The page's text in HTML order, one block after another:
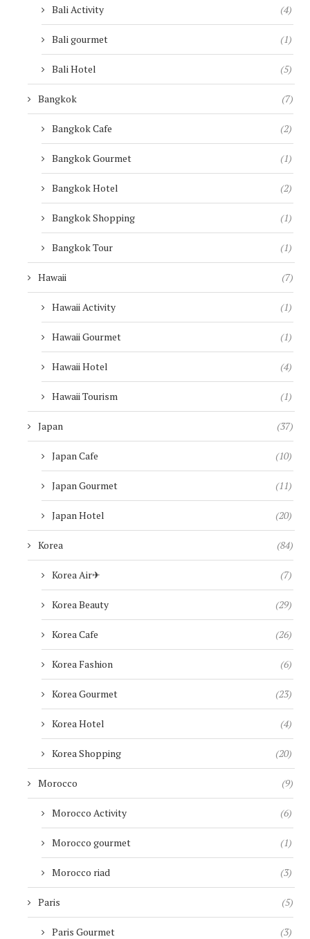
Bali Activity (4)
Bali gourmet (1)
Bali Hotel (5)
Bangkok (7)
Bangkok Cafe (2)
Bangkok Gourmet (1)
Bangkok Hotel (2)
Bangkok Shopping (1)
Bangkok Tour (1)
Hawaii (7)
Hawaii Activity (1)
Hawaii Gourmet (1)
Hawaii Hotel (4)
Hawaii Tourism (1)
Japan (37)
Japan Cafe (10)
Japan Gourmet (11)
Japan Hotel (20)
Korea (84)
Korea Air✈︎ (7)
Korea Beauty (29)
Korea Cafe (26)
Korea Fashion (6)
Korea Gourmet (23)
Korea Hotel (4)
Korea Shopping (20)
Morocco (9)
Morocco Activity (6)
Morocco gourmet (1)
Morocco riad (3)
Paris (5)
Paris Gourmet (3)